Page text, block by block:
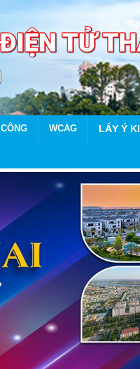
WCAG LẤY Ý